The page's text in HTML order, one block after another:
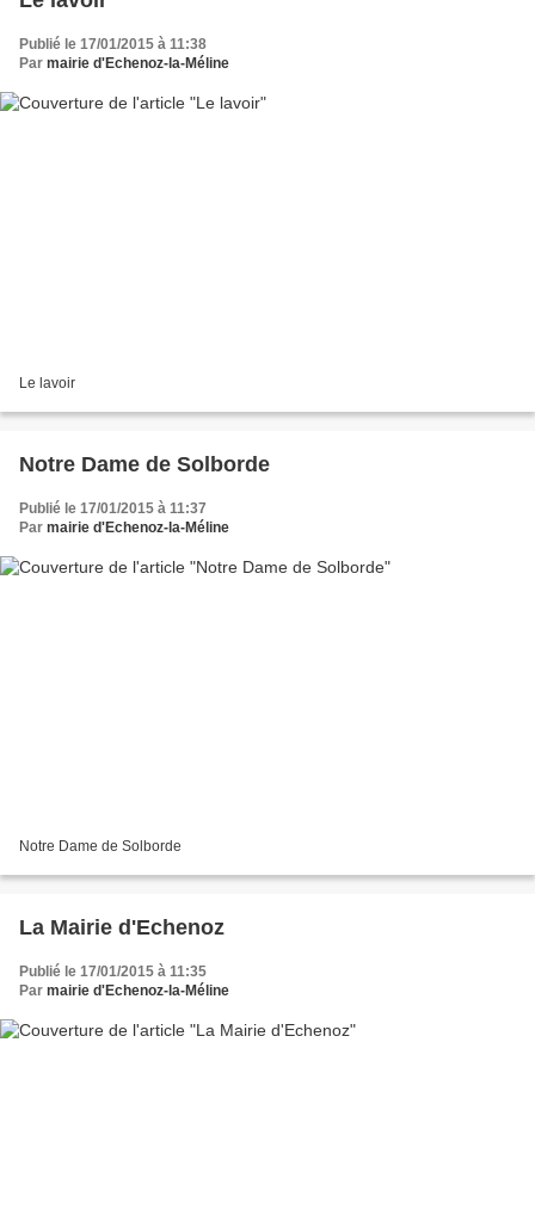
Publié le 17/01/2015 à 11:38
Par mairie d'Echenoz-la-Méline
Le lavoir
Notre Dame de Solborde
Publié le 17/01/2015 à 11:37
Par mairie d'Echenoz-la-Méline
Notre Dame de Solborde
La Mairie d'Echenoz
Publié le 17/01/2015 à 11:35
Par mairie d'Echenoz-la-Méline